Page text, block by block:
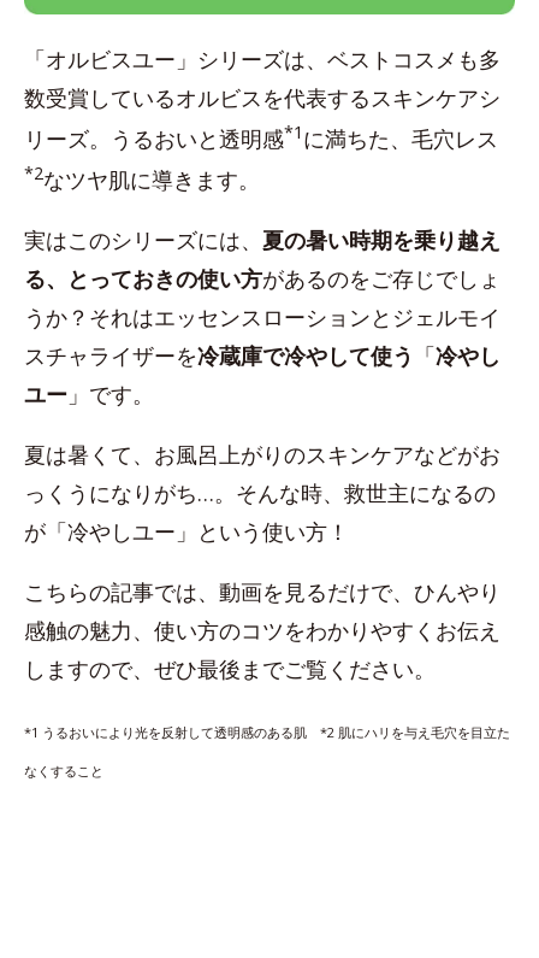
「オルビスユー」シリーズは、ベストコスメも多
数受賞しているオルビスを代表するスキンケアシ
リーズ。うるおいと透明感*1 に満ちた、毛穴レス
*2なツヤ肌に導きます。
実はこのシリーズには、 夏の暑い時期を乗り越え
る、とっておきの使い方があるのをご存じでしょ
うか？それはエッセンスローションとジェルモイ
スチャライザーを冷蔵庫で冷やして使う 「冷やし
ユー 」です。
夏は暑くて、お風呂上がりのスキンケアなどがお
っくうになりがち…。そんな時、救世主になるの
が「冷やしユー」という使い方！
こちらの記事では、動画を見るだけで、ひんやり
感触の魅力、使い方のコツをわかりやすくお伝え
しますので、ぜひ最後までご覧ください。
*1 うるおいにより光を反射して透明感のある肌 *2 肌にハリを与え毛穴を目立た
なくすること